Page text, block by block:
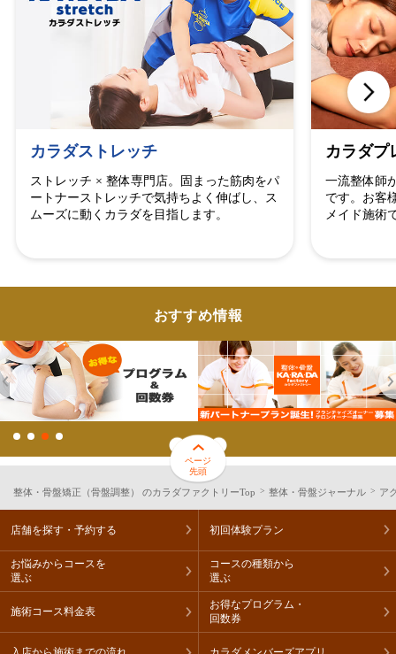
カラダストレッチ
ストレッチ × 整体専門店。固まった筋肉をパ
ートナーストレッチで気持ちよく伸ばし、ス
ムーズに動くカラダを目指します。
カラダプ
一流整体師
です。お客
メイド施術
おすすめ情報
ページ
先頭
整体・骨盤矯正（骨盤調整） のカラダファクトリーTop 整体・骨盤ジャーナル ア
店舗を探す・予約する 初回体験プラン
お悩みからコースを
選ぶ
コースの種類から
選ぶ
施術コース料金表
お得なプログラム・
回数券